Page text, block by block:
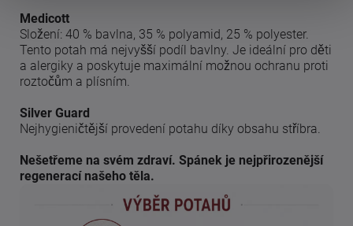
Medicott
Složení: 40 % bavlna, 35 % polyamid, 25 % polyester.
Tento potah má nejvyšší podíl bavlny. Je ideální pro děti
a alergiky a poskytuje maximální možnou ochranu proti
roztočům a plísním.
Silver Guard
Nejhygieničtější provedení potahu díky obsahu stříbra.
Nešetřeme na svém zdraví. Spánek je nejpřirozenější
regenerací našeho těla.